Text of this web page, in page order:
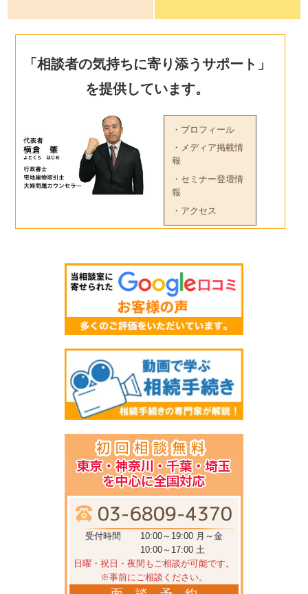
「相談者の気持ちに寄り添うサポート」
を提供しています。
・プロフィール
・メディア掲載情
報
・セミナー登壇情
報
・アクセス
受付時間
10:00～19:00 月～金
10:00～17:00 土
日曜・祝日・夜間もご相談が可能です。
※事前にご相談ください。